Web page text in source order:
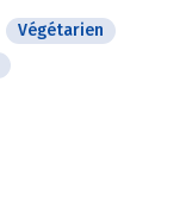
Végétarien